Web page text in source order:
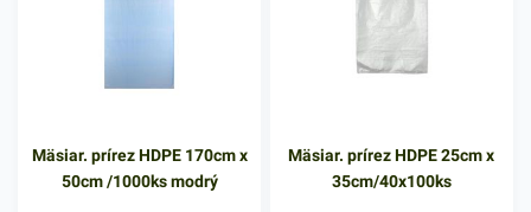
rozmeroch 120 x 110 cm.
Vylepšite balenie mäsových
Mäsiar. prírez HDPE 170cm x
50cm /1000ks modrý
Mäsiar. prírez HDPE 25cm x
35cm/40x100ks